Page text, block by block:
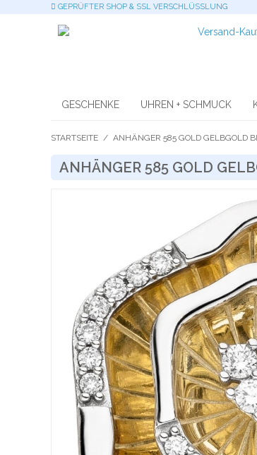
GEPRÜFTER SHOP & SSL VERSCHLÜSSLUNG
GESCHENKE UHREN + SCHMUCK
STARTSEITE / ANHÄNGER 585 GOLD GELBGOLD
ANHÄNGER 585 GOLD